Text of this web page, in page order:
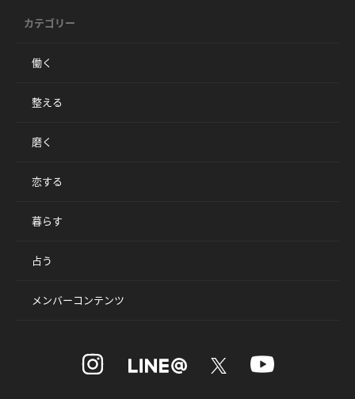
カテゴリー
働く
整える
磨く
恋する
暮らす
占う
メンバーコンテンツ